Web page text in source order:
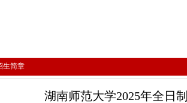
生简章
湖南师范大学2025年全日